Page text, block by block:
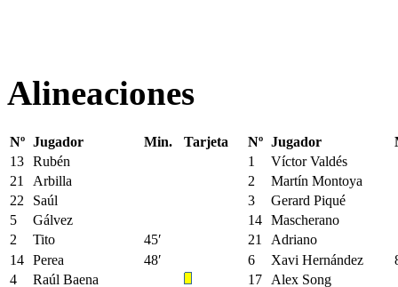
Alineaciones
Nº Jugador Min. Tarjeta Nº Jugador
13 Rubén 1
Víctor Valdés
21
Arbilla 2
Martín Montoya
22
Saúl 3
Gerard Piqué
5
Gálvez 14 Mascherano
2
Tito 45′ 21
Adriano
14 Perea 48′ 6 Xavi Hernández
4
Raúl Baena 17 Alex Song